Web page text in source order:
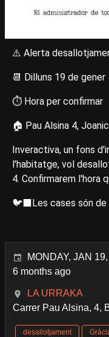
⚠️ Alerta
📆 Dilluns 19 de gener
⏱️ Hora per confirmar
🏠 Pau Alsina 4, Joanic
Inveractiva, un fons
l'habitatge, vol
4. Confirmarem l'hora
🐦‍⬛Les cases són de
MONDAY, JAN
6 months ago
LA URRAKA
Carrer Pau Alsina, 4,
desallotjament